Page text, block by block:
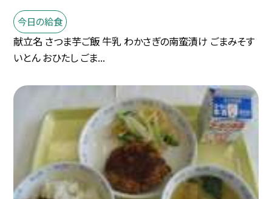
今日の給食
献立名 さつま芋ご飯 牛乳 わかさぎの南蛮漬け ごまみそす
いとん おひたし ごま...